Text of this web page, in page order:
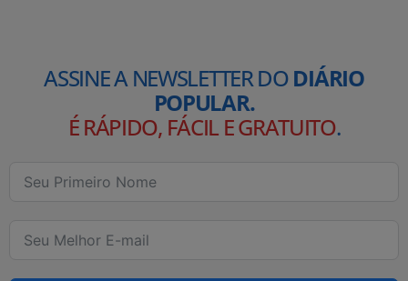
ASSINE A NEWSLETTER DODIÁRIO
POPULAR.
É RÁPIDO, FÁCIL E GRATUITO.